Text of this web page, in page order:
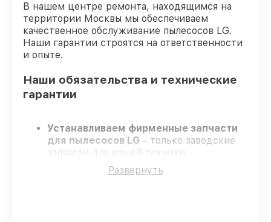
В нашем центре ремонта, находящимся на
территории Москвы мы обеспечиваем
качественное обслуживание пылесосов LG.
Наши гарантии строятся на ответственности
и опыте.
Наши обязательства и технические
гарантии
Устанавливаем фирменные запчасти
для пылесосов LG – только заводские
запчасти для вашей техники.
Опытные инженеры
серьезную проверку знаний и навыков,
Развернуть